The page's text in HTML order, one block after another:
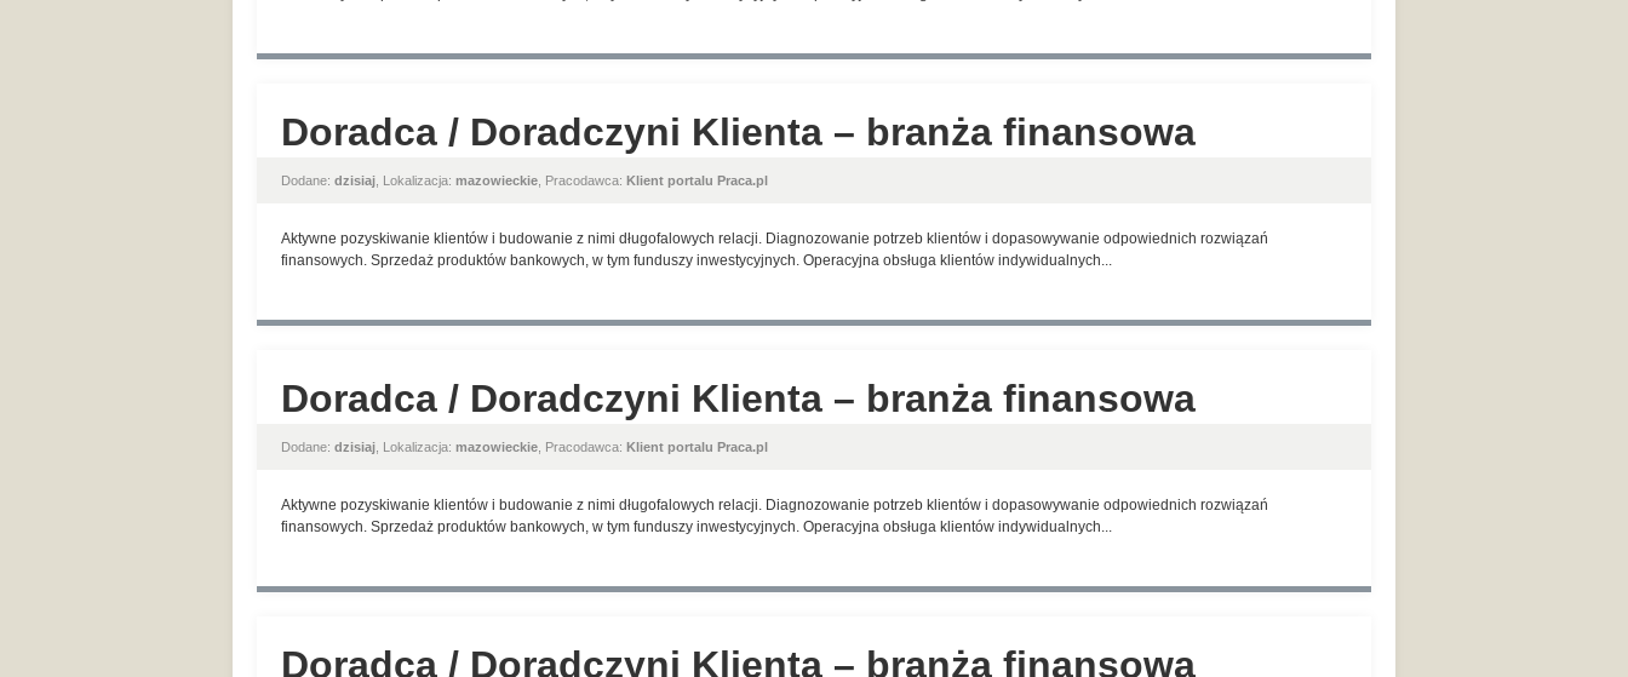
Doradca / Doradczyni Klienta – branża finansowa
Dodane: dzisiaj , Lokalizacja: mazowieckie , Pracodawca: Klient portalu Praca.pl
Aktywne pozyskiwanie klientów i budowanie z nimi długofalowych relacji. Diagnozowanie potrzeb klientów i dopasowywanie odpowiednich rozwiązań
finansowych. Sprzedaż produktów bankowych, w tym funduszy inwestycyjnych. Operacyjna obsługa klientów indywidualnych...
Doradca / Doradczyni Klienta – branża finansowa
Dodane: dzisiaj , Lokalizacja: mazowieckie , Pracodawca: Klient portalu Praca.pl
Aktywne pozyskiwanie klientów i budowanie z nimi długofalowych relacji. Diagnozowanie potrzeb klientów i dopasowywanie odpowiednich rozwiązań
finansowych. Sprzedaż produktów bankowych, w tym funduszy inwestycyjnych. Operacyjna obsługa klientów indywidualnych...
Doradca / Doradczyni Klienta – branża finansowa